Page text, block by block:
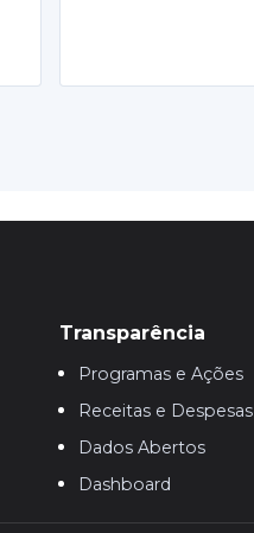
Transparência
Programas e Ações
Receitas e Despesas
Dados Abertos
Dashboard